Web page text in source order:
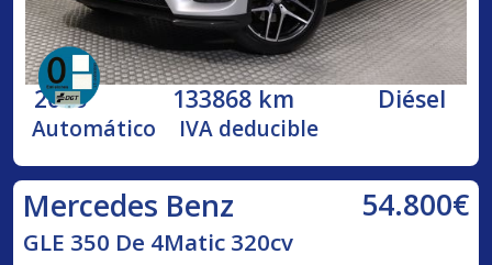
2016 133868 km Diésel
Automático IVA deducible
Mercedes Benz 54.800€
GLE 350 De 4Matic 320cv